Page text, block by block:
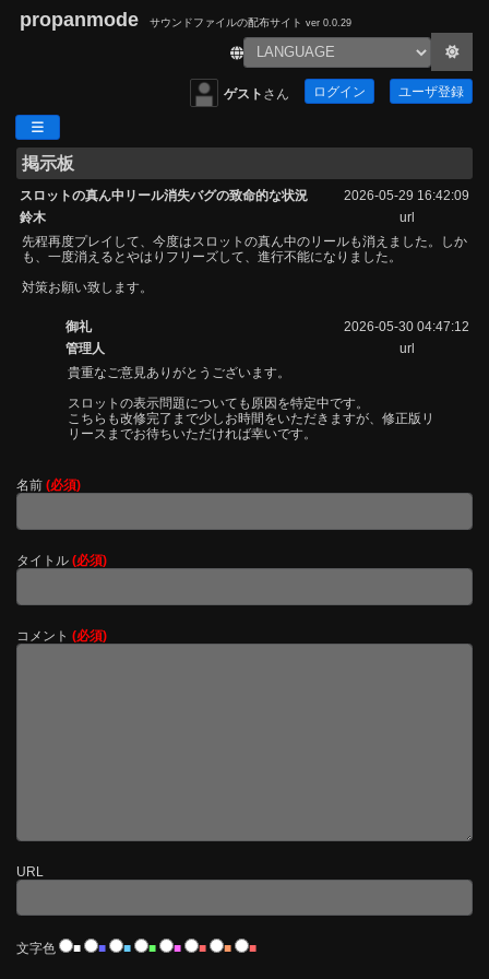
propanmode サウンドファイルの配布サイト ver 0.0.29
ゲスト さん ログイン ユーザ登録
掲示板
スロットの真ん中リール消失バグの致命的な状況
2026-05-29 16:42:09
鈴木
url
先程再度プレイして、今度はスロットの真ん中のリールも消えました。しか
も、一度消えるとやはりフリーズして、進行不能になりました。
対策お願い致します。
御礼
2026-05-30 04:47:12
管理人
url
貴重なご意見ありがとうございます。
スロットの表示問題についても原因を特定中です。
こちらも改修完了まで少しお時間をいただきますが、修正版リ
リースまでお待ちいただければ幸いです。
名前 (必須)
タイトル (必須)
コメント (必須)
URL
文字色 ■ ■ ■ ■ ■ ■ ■ ■